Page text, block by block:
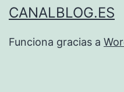
CANALBLOG.ES
Funciona gracias a